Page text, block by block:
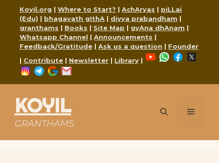
content
Koyil.org | Where to Start? | AchAryas | piLLai
(Edu) | bhagavath gIthA | divya prabandham |
granthams | Books | Site Map | gyAna dhAnam |
Whatsapp Channel | Announcements |
Feedback/Gratitude | Ask us a question | Founder
| Contribute | Newsletter | Library |
YouTubeWhatsApp
Facebook
Instagram
Telegram
Google
KOYIL
GRANTHAMS
Menu